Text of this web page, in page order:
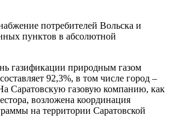
потребителей Вольска и
пунктов в абсолютной
газификации природным газом
92,3%, в том числе город –
Саратовскую газовую компанию, как
возложена координация
на территории Саратовской